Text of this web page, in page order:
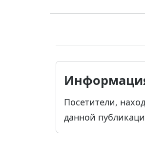
Посетители,
данной